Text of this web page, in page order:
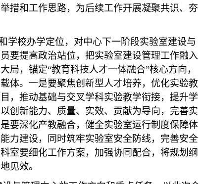
措和工作思路，为后续工作开展凝聚共识、夯
学校办学定位，对中心下一阶段实验室建设与
要提高政治站位，把实验室建设管理工作融入
局，锚定“教育科技人才一体融合”核心方向，
体。一是要聚焦创新型人才培养，优化实验教
，推动基础与交叉学科实验教学衔接，提升学
创新能力、质量、实效、贡献为导向，完善实
要深化产教融合，健全实验室运行制度保障体
力建设，同时筑牢实验室安全防线，完善安全
室要细化工作方案，加强协同配合，将规划纲
见效。